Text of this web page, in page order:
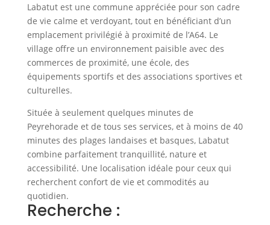
Labatut est une commune appréciée pour son cadre
de vie calme et verdoyant, tout en bénéficiant d’un
emplacement privilégié à proximité de l’A64. Le
village offre un environnement paisible avec des
commerces de proximité, une école, des
équipements sportifs et des associations sportives et
culturelles.
Située à seulement quelques minutes de
Peyrehorade et de tous ses services, et à moins de 40
minutes des plages landaises et basques, Labatut
combine parfaitement tranquillité, nature et
accessibilité. Une localisation idéale pour ceux qui
recherchent confort de vie et commodités au
quotidien.
Recherche :